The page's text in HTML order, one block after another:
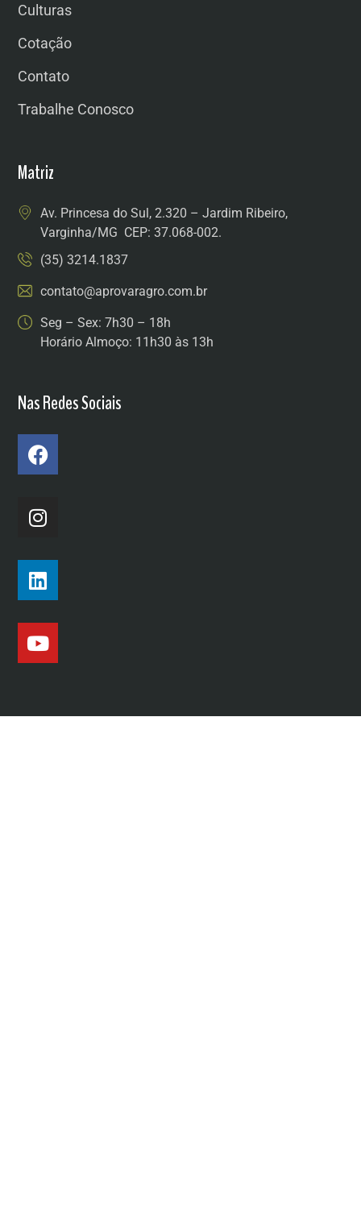
Culturas
Cotação
Contato
Trabalhe Conosco
Matriz
Av. Princesa do Sul, 2.320 – Jardim Ribeiro,
Varginha/MG CEP: 37.068-002.
(35) 3214.1837
contato@aprovaragro.com.br
Seg – Sex: 7h30 – 18h
Horário Almoço: 11h30 às 13h
Nas Redes Sociais